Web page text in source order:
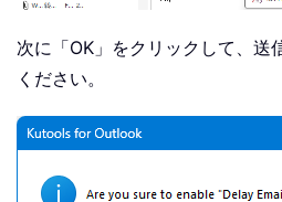
次に「OK」をクリックして、送
ください。